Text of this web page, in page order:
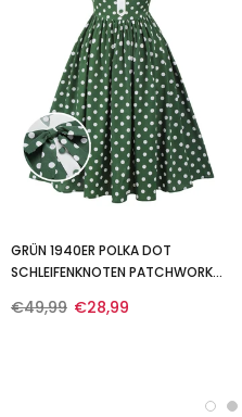
GRÜN 1940ER POLKA DOT
SCHLEIFENKNOTEN PATCHWORK
€49,99 €28,99